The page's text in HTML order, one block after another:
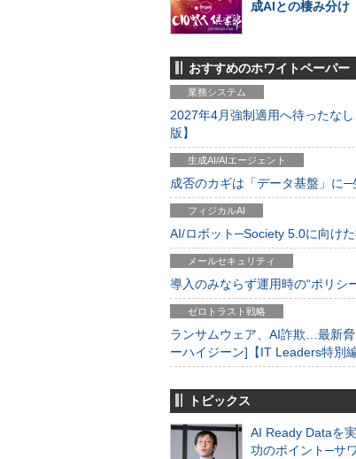
成AIとの棲み分け
おすすめのホワイトペーパー
業務システム
2027年4月強制適用へ待ったな
版】
生成AI/AIエージェント
成否のカギは「データ基盤」に
フィジカルAI
AI/ロボット─Society 5.0に向け
メールセキュリティ
導入のみならず運用時の“ポリシ
ゼロトラスト戦略
ランサムウェア、AI詐欺…最新
ーハイジーン]【IT Leaders特別編
トピックス
AI Ready Dataを
功のポイント─サ